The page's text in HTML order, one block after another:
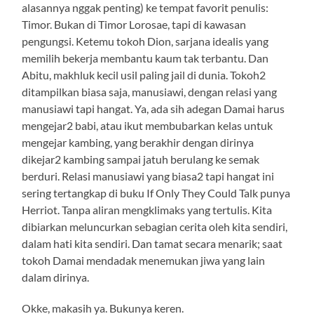
alasannya nggak penting) ke tempat favorit penulis:
Timor. Bukan di Timor Lorosae, tapi di kawasan
pengungsi. Ketemu tokoh Dion, sarjana idealis yang
memilih bekerja membantu kaum tak terbantu. Dan
Abitu, makhluk kecil usil paling jail di dunia. Tokoh2
ditampilkan biasa saja, manusiawi, dengan relasi yang
manusiawi tapi hangat. Ya, ada sih adegan Damai harus
mengejar2 babi, atau ikut membubarkan kelas untuk
mengejar kambing, yang berakhir dengan dirinya
dikejar2 kambing sampai jatuh berulang ke semak
berduri. Relasi manusiawi yang biasa2 tapi hangat ini
sering tertangkap di buku If Only They Could Talk punya
Herriot. Tanpa aliran mengklimaks yang tertulis. Kita
dibiarkan meluncurkan sebagian cerita oleh kita sendiri,
dalam hati kita sendiri. Dan tamat secara menarik; saat
tokoh Damai mendadak menemukan jiwa yang lain
dalam dirinya.
Okke, makasih ya. Bukunya keren.